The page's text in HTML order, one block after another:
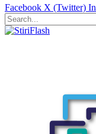
Facebook X (Twitter)